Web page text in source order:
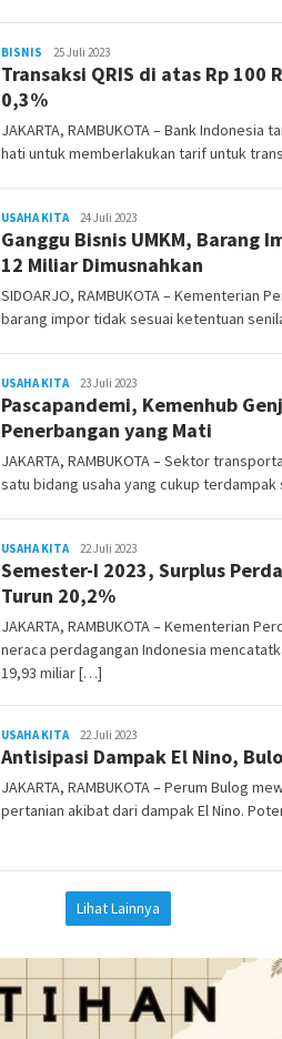
BISNIS REDAKSI
RAMBUKOTA
25 Juli 2023
Transaksi QRIS di atas Rp 100
0,3%
JAKARTA, RAMBUKOTA – Bank Indonesia
hati untuk memberlakukan tarif untuk
USAHA KITAREDAKSI
RAMBUKOTA
24 Juli 2023
Ganggu Bisnis UMKM, Barang
12 Miliar Dimusnahkan
SIDOARJO, RAMBUKOTA – Kementerian
barang impor tidak sesuai ketentuan
USAHA KITAREDAKSI
RAMBUKOTA
23 Juli 2023
Pascapandemi, Kemenhub
Penerbangan yang Mati
JAKARTA, RAMBUKOTA – Sektor
satu bidang usaha yang cukup
USAHA KITAREDAKSI
RAMBUKOTA
22 Juli 2023
Semester-I 2023, Surplus
Turun 20,2%
JAKARTA, RAMBUKOTA – Kementerian
neraca perdagangan Indonesia
19,93 miliar […]
USAHA KITAREDAKSI
RAMBUKOTA
22 Juli 2023
Antisipasi Dampak El Nino,
JAKARTA, RAMBUKOTA – Perum Bulog
pertanian akibat dari dampak El Nino.
Lihat Lainnya